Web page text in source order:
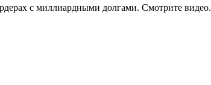
с миллиардными долгами. Смотрите видео.